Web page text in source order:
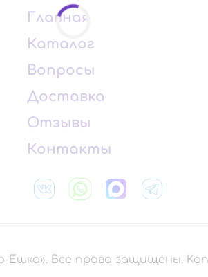
Главная
Каталог
Вопросы
Доставка
Отзывы
Контакты
Ешка». Все права защищены.